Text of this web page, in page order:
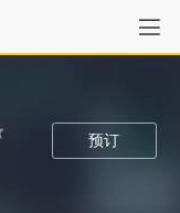
预订